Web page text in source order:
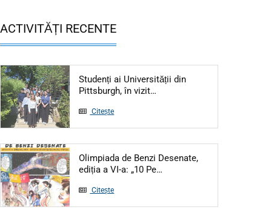
ACTIVITĂȚI RECENTE
Studenți ai Universității din
Pittsburgh, în vizit…
Citește
Olimpiada de Benzi Desenate,
ediția a VI-a: „10 Pe…
Citește